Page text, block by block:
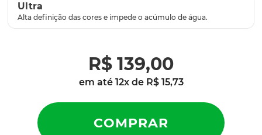
Ultra
R$ 139,00
em até 12x de R$ 15,73